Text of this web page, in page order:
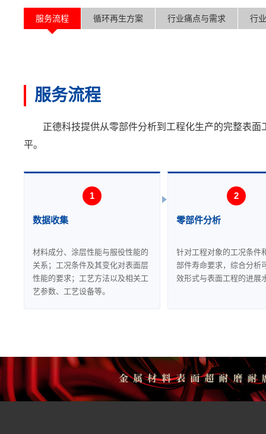
服务流程 循环再生方案 行业痛点与需求 行
服务流程
正德科技提供从零部件分析到工程化生产的完整表
平。
数据收集
材料成分、涂层性能与服役性能的
关系；工况条件及其变化对表面层
性能的要求；工艺方法以及相关工
艺参数、工艺设备等。
零部件分析
针对工程对象的工况条件
部件寿命要求，综合分析
效形式与表面工程的进展